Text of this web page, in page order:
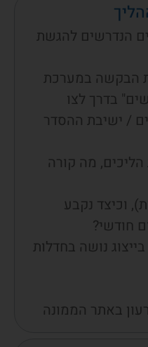
הנדרשים להגשת
הבקשה במערכת
בדרך לצו
/ ישיבת ההסדר
מה קורה
וכיצד נקבע
חודשי?
נושה בחדלות
באתר הממונה